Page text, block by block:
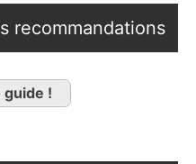
recommandations
guide !